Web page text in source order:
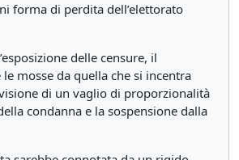
forma di perdita dell’elettorato
delle censure, il
mosse da quella che si incentra
di un vaglio di proporzionalità
condanna e la sospensione dalla